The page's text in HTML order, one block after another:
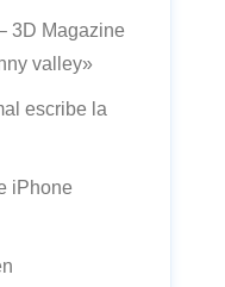
3D Magazine
valley»
escribe la
iPhone